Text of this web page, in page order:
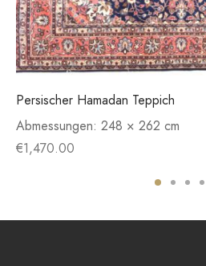
Persischer Hamadan Teppich
Abmessungen: 248 × 262 cm
€1,470.00